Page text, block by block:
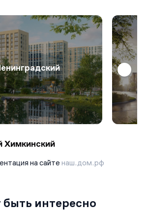
или МЦД, придется ездить с
время на ежедневные пробки.
Химкинский
на сайте наш.дом.рф
интересно